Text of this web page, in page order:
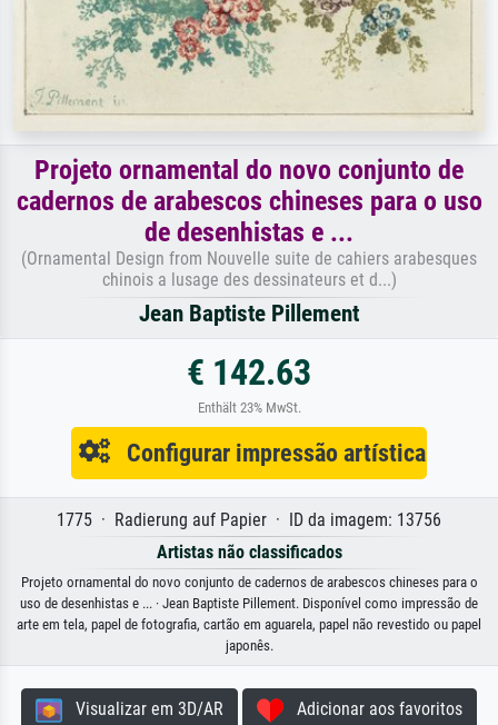
Projeto ornamental do novo conjunto de
cadernos de arabescos chineses para o uso
de desenhistas e ...
(Ornamental Design from Nouvelle suite de cahiers arabesques
chinois a lusage des dessinateurs et d...)
Jean Baptiste Pillement
€ 142.63
Enthält 23% MwSt.
Configurar impressão artística
1775 · Radierung auf Papier · ID da imagem: 13756
Artistas não classificados
Projeto ornamental do novo conjunto de cadernos de arabescos chineses para o
uso de desenhistas e ... · Jean Baptiste Pillement. Disponível como impressão de
arte em tela, papel de fotografia, cartão em aguarela, papel não revestido ou papel
japonês.
Visualizar em 3D/AR Adicionar aos favoritos